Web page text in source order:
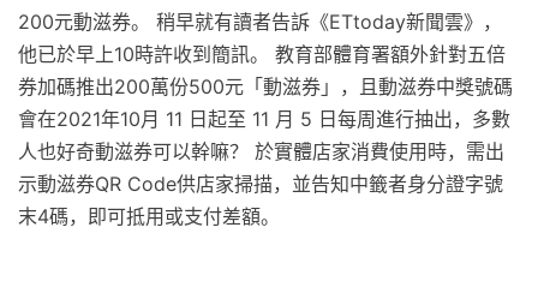
200元動滋券。 稍早就有讀者告訴《ETtoday新聞雲》，
他已於早上10時許收到簡訊。 教育部體育署額外針對五倍
券加碼推出200萬份500元「動滋券」，且動滋券中獎號碼
會在2021年10月 11 日起至 11 月 5 日每周進行抽出，多數
人也好奇動滋券可以幹嘛？ 於實體店家消費使用時，需出
示動滋券QR Code供店家掃描，並告知中籤者身分證字號
末4碼，即可抵用或支付差額。